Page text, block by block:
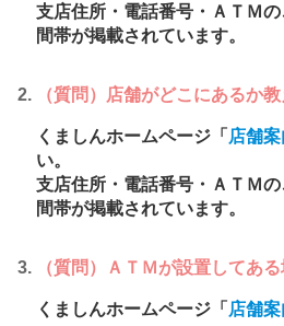
支店住所・電話番号・ＡＴＭ
間帯が掲載されています。
（質問）店舗がどこにあるか
くましんホームページ「 店舗案
い。
支店住所・電話番号・ＡＴＭ
間帯が掲載されています。
（質問）ＡＴＭが設置してあ
くましんホームページ「 店舗案